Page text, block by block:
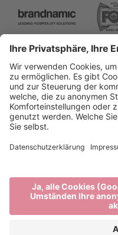
Brixen Tourismus
Privacy
Impressum
produced by